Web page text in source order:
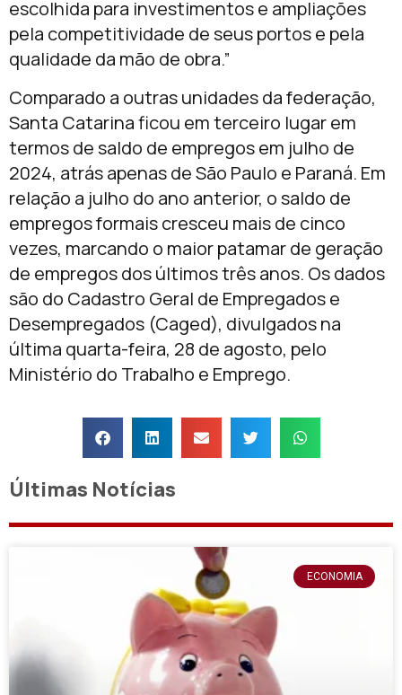
escolhida para investimentos e ampliações
pela competitividade de seus portos e pela
qualidade da mão de obra.”
Comparado a outras unidades da federação,
Santa Catarina ficou em terceiro lugar em
termos de saldo de empregos em julho de
2024, atrás apenas de São Paulo e Paraná. Em
relação a julho do ano anterior, o saldo de
empregos formais cresceu mais de cinco
vezes, marcando o maior patamar de geração
de empregos dos últimos três anos. Os dados
são do Cadastro Geral de Empregados e
Desempregados (Caged), divulgados na
última quarta-feira, 28 de agosto, pelo
Ministério do Trabalho e Emprego.
Últimas Notícias
ECONOMIA